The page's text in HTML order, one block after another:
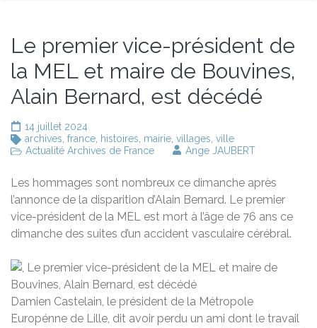
Le premier vice-président de
la MEL et maire de Bouvines,
Alain Bernard, est décédé
14 juillet 2024
archives france histoires mairie villages ville
Actualité Archives de France
Ange JAUBERT
Les hommages sont nombreux ce dimanche après
l’annonce de la disparition d’Alain Bernard. Le premier
vice-président de la MEL est mort à l’âge de 76 ans ce
dimanche des suites d’un accident vasculaire cérébral.
Damien Castelain, le président de la Métropole
Europénne de Lille, dit avoir perdu un ami dont le travail